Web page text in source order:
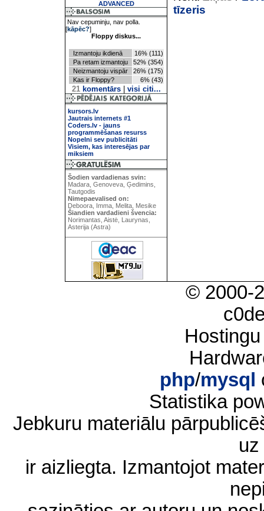
ADVANCED
Nav cepuminju, nav polla.
[kāpēc?]
Floppy diskus...
Izmantoju ikdienā
16% (111)
Pa retam izmantoju
52% (354)
Neizmantoju vispār
26% (175)
Kas ir Floppy?
6% (43)
21komentārs| visi citi...
kursors.lv
Jautrais internets #1
Coders.lv - jauns
programmēšanas resurss
Nopelni sev publicitāti
Visiem, kas interesējas par
miksiem
Šodien vardadienas svin:
Madara, Genoveva, Ģedimins,
Tautgodis
Nimepaevalised on:
Deboora, Imma, Melita, Mesike
Šiandien vardadieni švencia:
Norimantas, Aistė, Laurynas,
Asterija (Astra)
tīzeris
© 2000-
php/mysql
Statistika
Jebkuru materiālu
ir aizliegta. Izmantojot